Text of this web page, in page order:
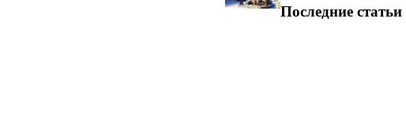
Последние статьи